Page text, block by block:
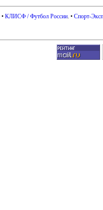
•КЛИСФ / Футбол России . •Спорт-